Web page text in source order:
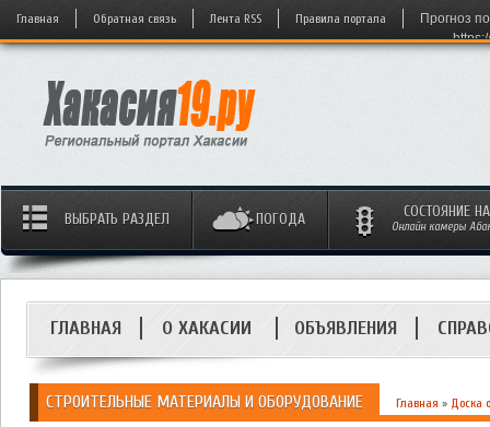
Главная Обратная связь Лента RSS Правила портала
Прогноз
ВЫБРАТЬ РАЗДЕЛ ПОГОДА СОСТОЯНИЕ
Онлайн камеры
ГЛАВНАЯ О ХАКАСИИ ОБЪЯВЛЕНИЯ
СТРОИТЕЛЬНЫЕ МАТЕРИАЛЫ И ОБОРУДОВАНИЕ Главная » Доска